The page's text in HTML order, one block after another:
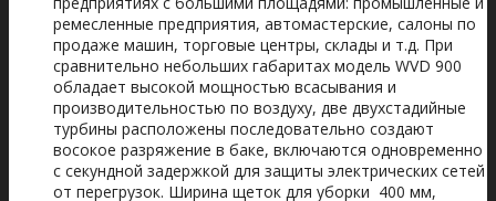
ремесленные предприятия, автомастерские, салоны по
продаже машин, торговые центры, склады и т.д. При
сравнительно небольших габаритах модель WVD 900
обладает высокой мощностью всасывания и
производительностью по воздуху, две двухстадийные
турбины расположены последовательно создают
восокое разряжение в баке, включаются одновременно
с секундной задержкой для защиты электрических сетей
от перегрузок. Ширина щеток для уборки 400 мм,